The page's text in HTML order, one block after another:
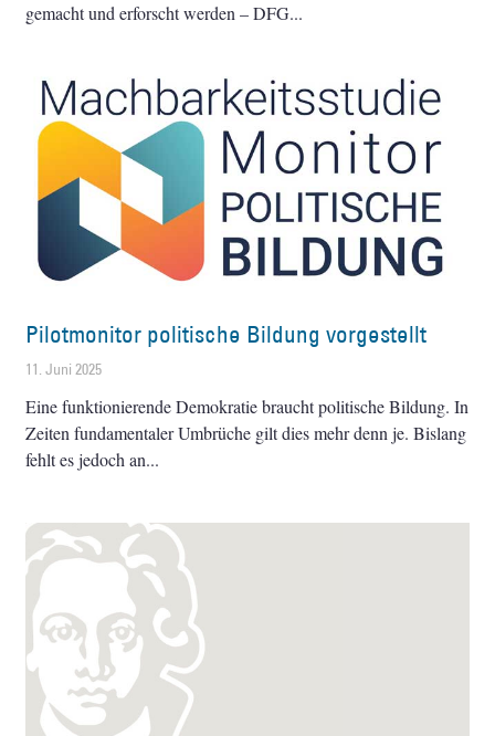
gemacht und erforscht werden – DFG
Pilotmonitor politische Bildung vorgestellt
11. Juni 2025
Eine funktionierende Demokratie braucht politische Bildung. In
Zeiten fundamentaler Umbrüche gilt dies mehr denn je. Bislang
fehlt es jedoch an